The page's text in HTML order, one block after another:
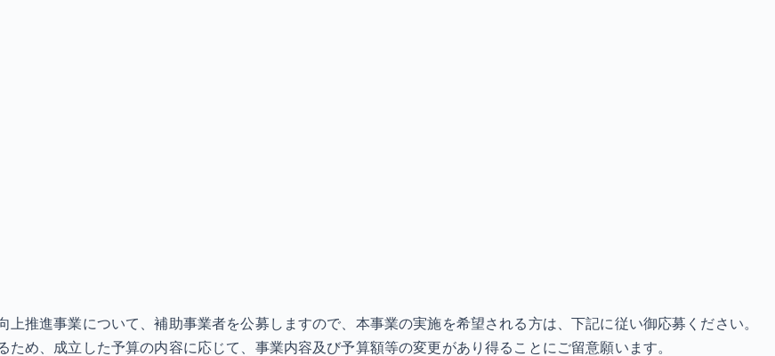
推進事業について、補助事業者を公募しますので、本事業の実施を希望される方は、下記に従い御応募ください。
め、成立した予算の内容に応じて、事業内容及び予算額等の変更があり得ることにご留意願います。